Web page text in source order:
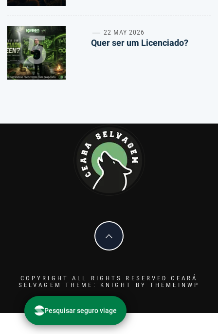
5 22 MAY 2026
Quer ser um Licenciado?
COPYRIGHT ALL RIGHTS RESERVED CEARÁ
SELVAGEM THEME: KNIGHT BYTHEMEINWP